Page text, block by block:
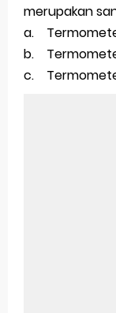
merupakan
a.
b.
c.